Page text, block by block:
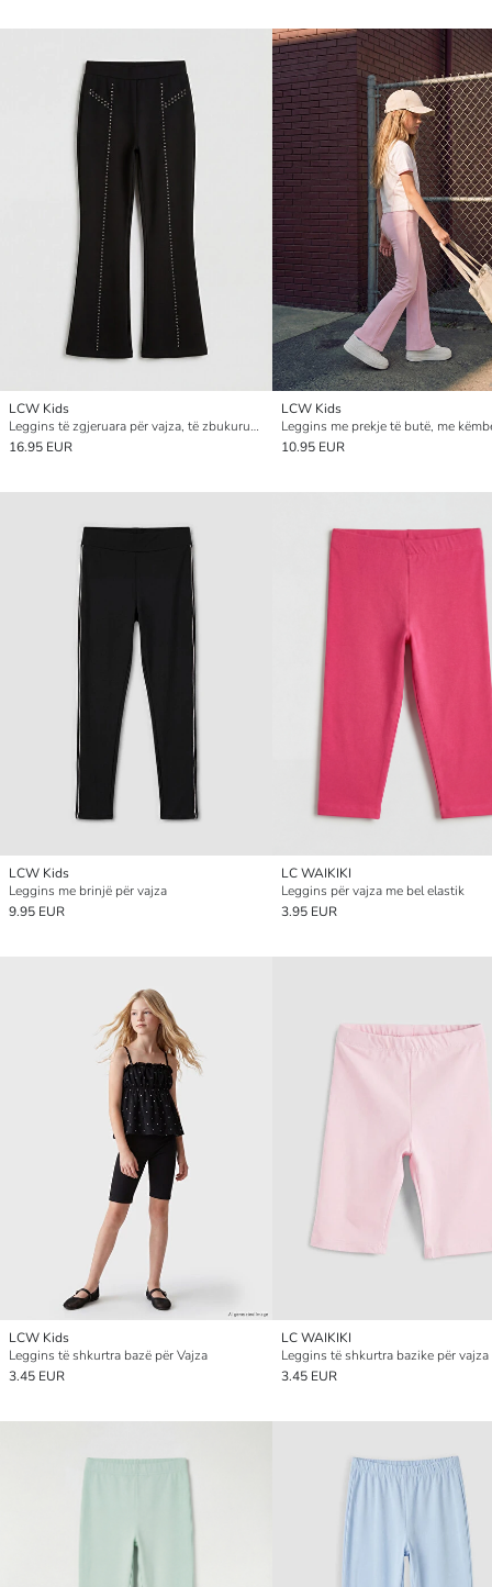
LCW Kids
Leggins të zgjeruara për vajza, të zbukuruara me gurë vezullues
16.95 EUR
LCW Kids
10.95 EUR
LCW Kids
Leggins me brinjë për vajza
9.95 EUR
LC WAIKIKI
Leggins për vajza me bel elastik
3.95 EUR
LCW Kids
Leggins të shkurtra bazë për Vajza
3.45 EUR
LC WAIKIKI
Leggins të shkurtra bazike për vajza
3.45 EUR